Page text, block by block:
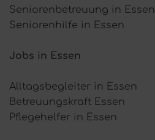
Seniorenbetreuung in Essen
Seniorenhilfe in Essen
Jobs in Essen
Alltagsbegleiter in Essen
Betreuungskraft Essen
Pflegehelfer in Essen